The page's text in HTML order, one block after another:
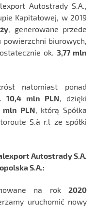
Autostrady S.A.,
Kapitałowej, w 2019
, generowane przede
biurowych,
ok. 3,77 mln
natomiast ponad
10,4 mln PLN, dzięki
mln PLN, którą Spółka
S.à r.l ze spółki
Autostrady S.A.
S.A.:
na rok2020
uruchomić nowy